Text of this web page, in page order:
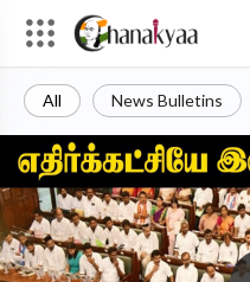
All News Bulletins